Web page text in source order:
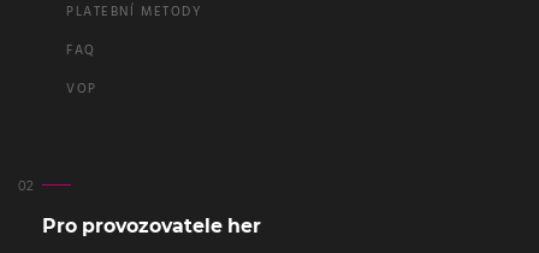
PLATEBNÍ METODY
FAQ
VOP
Pro provozovatele her